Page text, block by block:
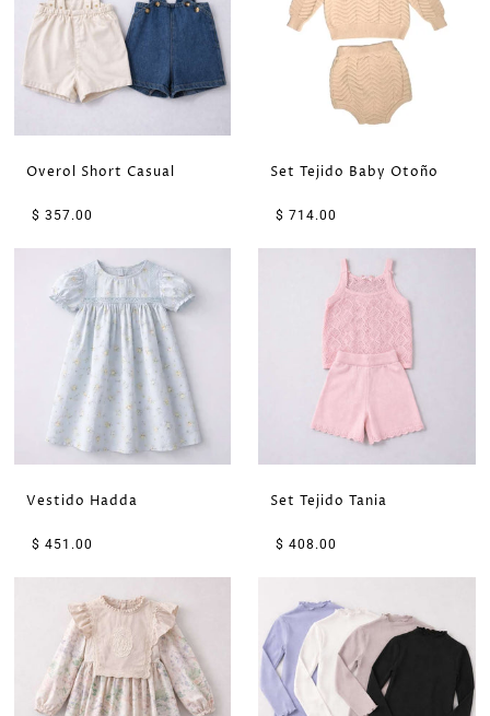
Overol Short Casual
$ 357.00
Set Tejido Baby Otoño
$ 714.00
Vestido Hadda
$ 451.00
Set Tejido Tania
$ 408.00